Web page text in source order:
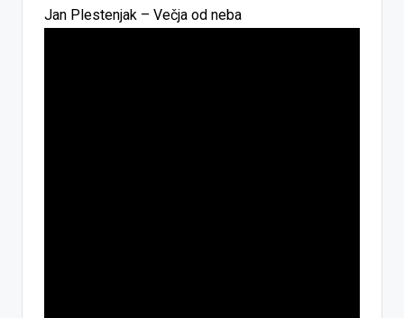
Jan Plestenjak – Večja od neba